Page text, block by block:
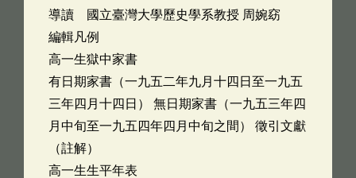
導讀 國立臺灣大學歷史學系教授 周婉窈
編輯凡例
高一生獄中家書
有日期家書（一九五二年九月十四日至一九五
三年四月十四日） 無日期家書（一九五三年四
月中旬至一九五四年四月中旬之間） 徵引文獻
（註解）
高一生生平年表